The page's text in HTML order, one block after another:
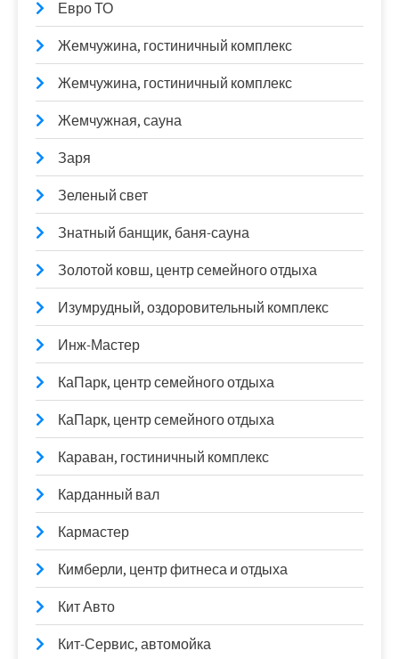
Евро ТО
Жемчужина, гостиничный комплекс
Жемчужина, гостиничный комплекс
Жемчужная, сауна
Заря
Зеленый свет
Знатный банщик, баня-сауна
Золотой ковш, центр семейного отдыха
Изумрудный, оздоровительный комплекс
Инж-Мастер
КаПарк, центр семейного отдыха
КаПарк, центр семейного отдыха
Караван, гостиничный комплекс
Карданный вал
Кармастер
Кимберли, центр фитнеса и отдыха
Кит Авто
Кит-Сервис, автомойка